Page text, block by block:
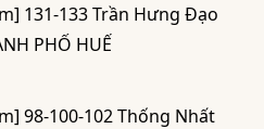
131-133 Trần Hưng Đạo
PHỐ HUẾ
98-100-102 Thống Nhất